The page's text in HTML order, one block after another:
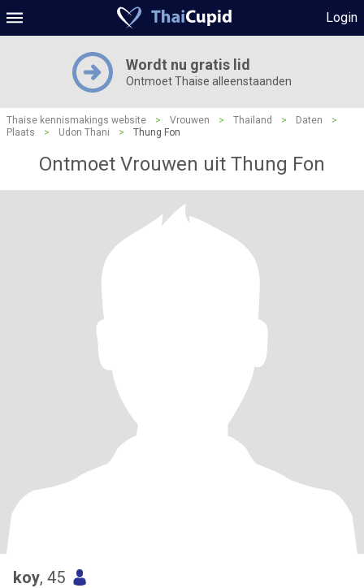
Login
Wordt nu gratis lid
Ontmoet Thaise alleenstaanden
Thaise kennismakings website > Vrouwen > Thailand > Daten
>
Plaats
> Udon Thani > Thung Fon
Ontmoet Vrouwen uit Thung Fon
koy, 45